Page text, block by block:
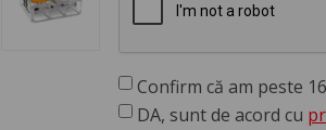
Confirm că am peste
DA, sunt de acord cu